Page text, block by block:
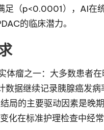
（p<0.0001），AI在
的临床潜力。
体瘤之一：大多数患者
据继续记录胰腺癌发
局的主要驱动因素是晚
化在标准护理检查中经